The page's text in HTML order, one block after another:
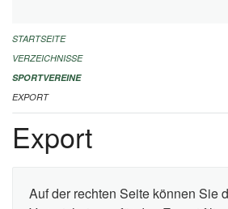
ALLGEMEINE INFORMATIONEN
FINANZIELLE UNTERSTÜTZUNG
KONTAKT
STARTSEITE
VERZEICHNISSE
SPORTVEREINE
EXPORT
Export
Auf der rechten Seite können Sie